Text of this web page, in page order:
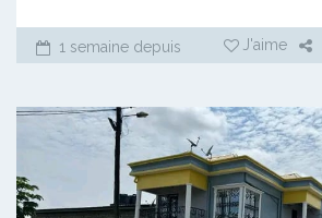
1 semaine depuis J'aime